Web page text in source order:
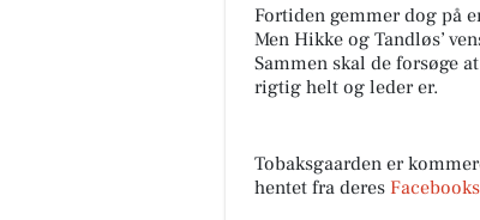
Fortiden gemmer dog på
Men Hikke og Tandløs’
Sammen skal de forsøge
rigtig helt og leder er.
Tobaksgaarden er
hentet fra deres